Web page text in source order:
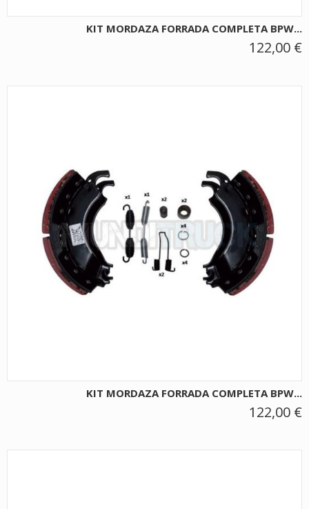
KIT MORDAZA FORRADA COMPLETA BPW...
122,00 €
KIT MORDAZA FORRADA COMPLETA BPW...
122,00 €